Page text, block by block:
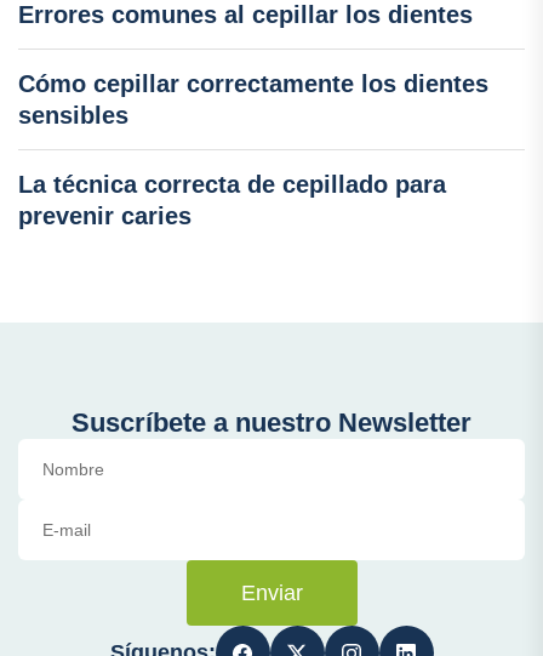
Errores comunes al cepillar los dientes
Cómo cepillar correctamente los dientes
sensibles
La técnica correcta de cepillado para
prevenir caries
Suscríbete a nuestro Newsletter
Enviar